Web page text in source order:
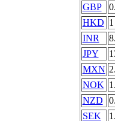
GBP
HKD 1
INR
JPY
MXN
NOK
NZD
SEK